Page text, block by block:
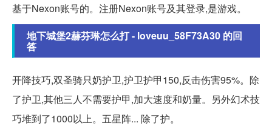
基于Nexon账号的。注册Nexon账号及其登录,是游戏。
地下城堡2赫芬琳怎么打 - loveuu_58F73A30 的回
答
开降技巧,双圣骑只奶护卫,护卫护甲150,反击伤害95%。除
了护卫,其他三人不需要护甲,加大速度和奶量。另外幻术技
巧堆到了1000以上。五星阵... 除了护。